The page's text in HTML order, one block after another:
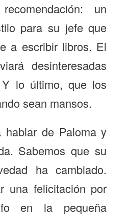
un
para su jefe que
a escribir libros. El
desinteresadas
lo último, que los
sean mansos.
hablar de Paloma y
Sabemos que su
ha cambiado.
una felicitación por
en la pequeña